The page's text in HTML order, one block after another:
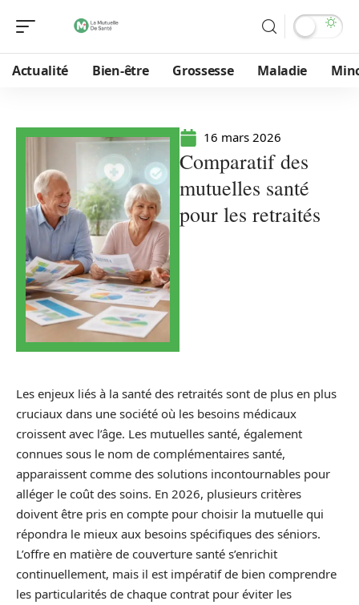
Actualité Bien-être Grossesse Maladie
16 mars 2026
Comparatif des
mutuelles santé
pour les retraités
Les enjeux liés à la santé des retraités sont de plus en plus
cruciaux dans une société où les besoins médicaux
croissent avec l’âge. Les mutuelles santé, également
connues sous le nom de complémentaires santé,
apparaissent comme des solutions incontournables pour
alléger le coût des soins. En 2026, plusieurs critères
doivent être pris en compte pour choisir la mutuelle qui
répondra le mieux aux besoins spécifiques des séniors.
L’offre en matière de couverture santé s’enrichit
continuellement, mais il est impératif de bien comprendre
les particularités de chaque contrat pour éviter les